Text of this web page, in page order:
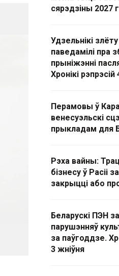
сярэдзіны 2027
Удзельнікі
паведамілі пра
прыніжэнні
Хронікі рэпрэсій
Перамовы ў
венесуэльскі
прыкладам для
Рэха вайны:
бізнесу ў Расіі
закрыцці або
Беларускі ПЭН
парушэнняў
за паўгоддзе.
3 жніўня